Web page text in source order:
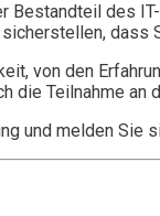
Bestandteil des
von den
die Teilnahme
und melden Sie